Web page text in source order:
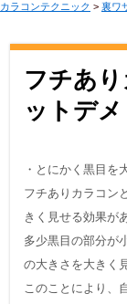
カラコンテクニック > 裏ワ
フチあ
ットデ
・とにかく黒目を
フチありカラコン
きく見せる効果が
多少黒目の部分が
の大きさを大きく
このことにより、